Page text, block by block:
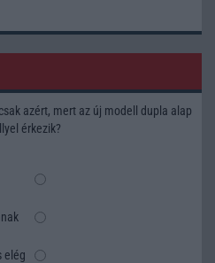
azért, mert az új modell dupla alap
érkezik?
elég